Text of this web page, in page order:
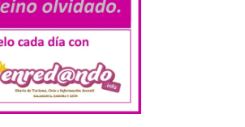
de Victorina
femenina.
del Libro
de Monjas”, de José
Apertura de una doble